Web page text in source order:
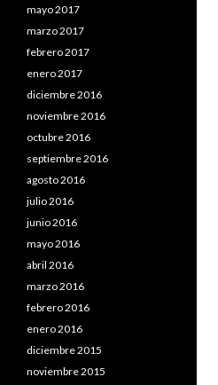
mayo 2017
marzo 2017
febrero 2017
enero 2017
diciembre 2016
noviembre 2016
octubre 2016
septiembre 2016
agosto 2016
julio 2016
junio 2016
mayo 2016
abril 2016
marzo 2016
febrero 2016
enero 2016
diciembre 2015
noviembre 2015